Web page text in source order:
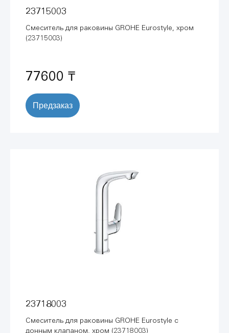
23715003
Смеситель для раковины GROHE Eurostyle, хром
(23715003)
77600 ₸
Предзаказ
23718003
Смеситель для раковины GROHE Eurostyle с
донным клапаном, хром (23718003)